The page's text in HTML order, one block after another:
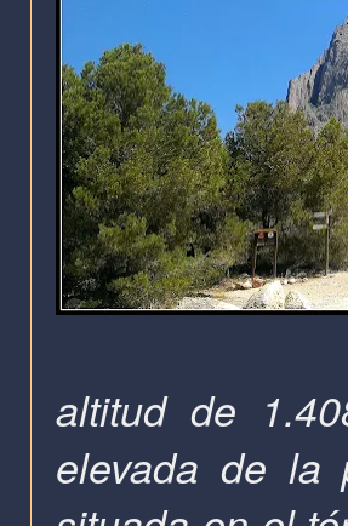
altitud de
elevada de la